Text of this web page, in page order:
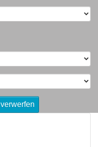
verwerfen